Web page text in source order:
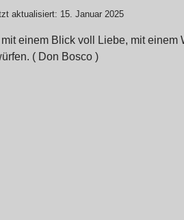
aktualisiert: 15. Januar 2025
einem Blick voll Liebe, mit
( Don Bosco )